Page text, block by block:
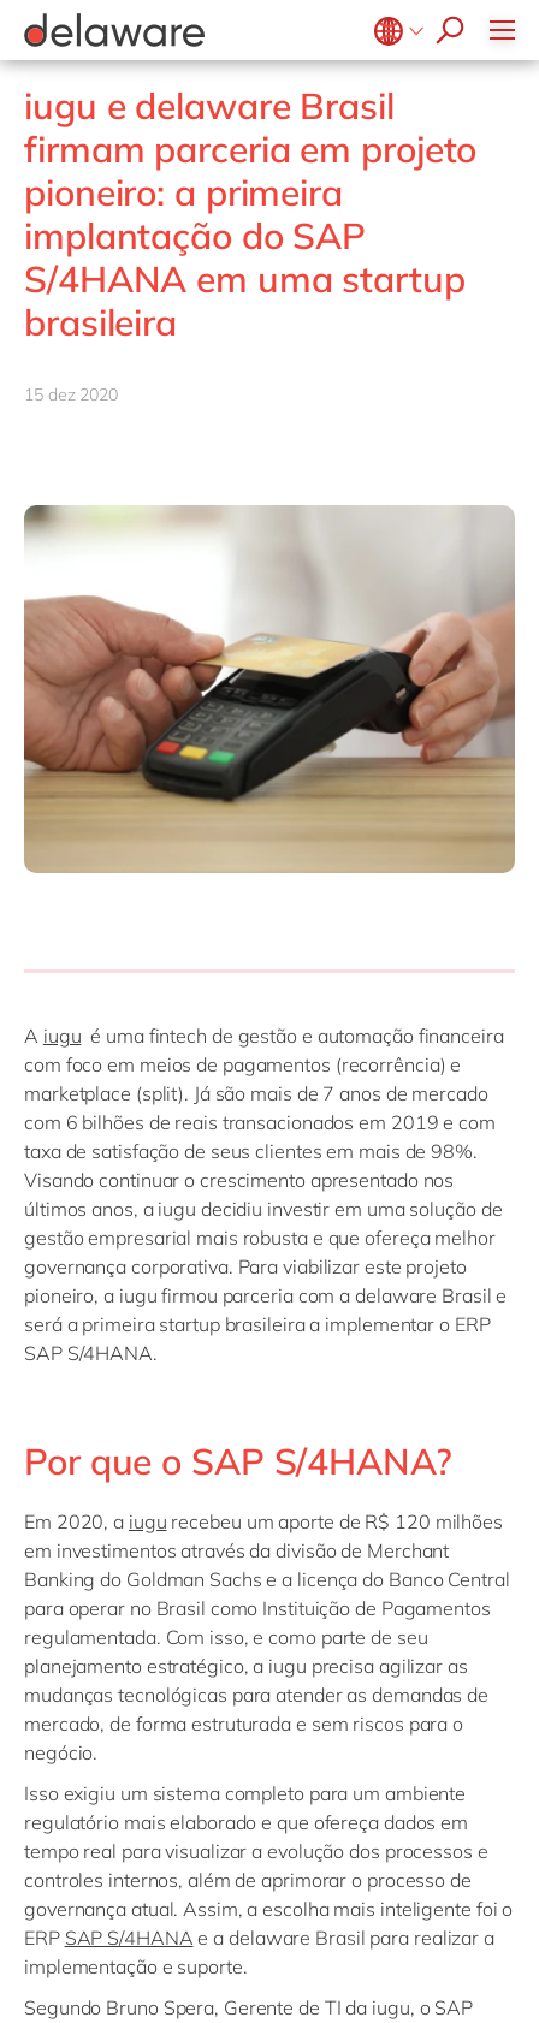
Belgium en
fr
Brazil
zh
France
Germany
Hungary
India
Netherlands
nl
Philippines
Switzerland
UK & Ireland
USA & Canada
en
Diversidade & Inclusão
Responsabilidade Social
iugu e delaware Brasil
firmam parceria em projeto
pioneiro: a primeira
implantação do SAP
S/4HANA em uma startup
brasileira
15 dez 2020
A iugu é uma fintech de gestão e automação financeira
com foco em meios de pagamentos (recorrência) e
marketplace (split). Já são mais de 7 anos de mercado
com 6 bilhões de reais transacionados em 2019 e com
taxa de satisfação de seus clientes em mais de 98%.
Visando continuar o crescimento apresentado nos
últimos anos, a iugu decidiu investir em uma solução de
gestão empresarial mais robusta e que ofereça melhor
governança corporativa. Para viabilizar este projeto
pioneiro, a iugu firmou parceria com a delaware Brasil e
será a primeira startup brasileira a implementar o ERP
SAP S/4HANA.
Por que o SAP S/4HANA?
Em 2020, a iugu recebeu um aporte de R$ 120 milhões
em investimentos através da divisão de Merchant
Banking do Goldman Sachs e a licença do Banco Central
para operar no Brasil como Instituição de Pagamentos
regulamentada. Com isso, e como parte de seu
planejamento estratégico, a iugu precisa agilizar as
mudanças tecnológicas para atender as demandas de
mercado, de forma estruturada e sem riscos para o
negócio.
Isso exigiu um sistema completo para um ambiente
regulatório mais elaborado e que ofereça dados em
tempo real para visualizar a evolução dos processos e
controles internos, além de aprimorar o processo de
governança atual. Assim, a escolha mais inteligente foi o
ERP SAP S/4HANA e a delaware Brasil para realizar a
implementação e suporte.
Segundo Bruno Spera, Gerente de TI da iugu, o SAP